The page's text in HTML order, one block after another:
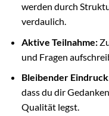
werden durch
verdaulich.
Aktive Teilnahme:
und Fragen
Bleibender
dass du dir
Qualität legst.